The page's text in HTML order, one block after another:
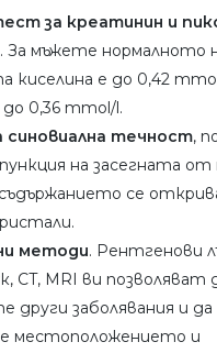
за креатинин и
. За мъжете нормалното
киселина е до 0,42
0,36 mmol/l.
синовиална течност,
на засегната от
се
методи. Рентгенови
CT, MRI ви позволяват
други заболявания и да
местоположението и